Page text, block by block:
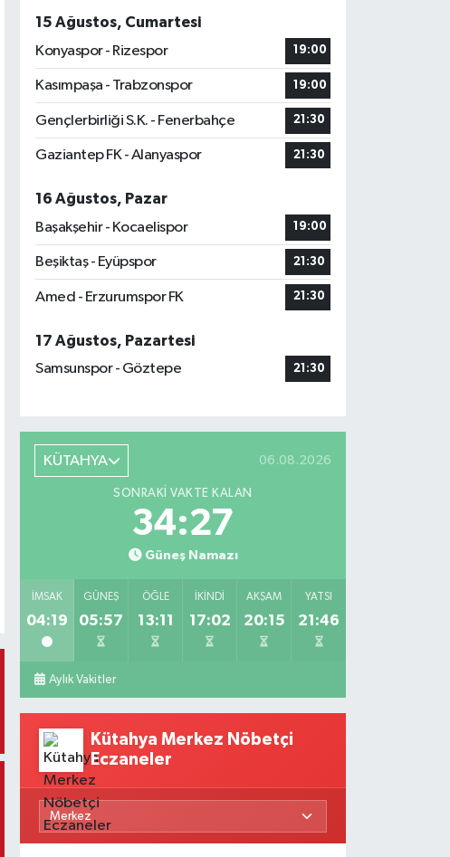
15 Ağustos, Cumartesi
Konyaspor - Rizespor
19:00
Kasımpaşa - Trabzonspor 19:00
Gençlerbirliği S.K. - Fenerbahçe 21:30
Gaziantep FK - Alanyaspor 21:30
16 Ağustos, Pazar
Başakşehir - Kocaelispor
19:00
Beşiktaş - Eyüpspor 21:30
Amed - Erzurumspor FK 21:30
17 Ağustos, Pazartesi
Samsunspor - Göztepe
21:30
KÜTAHYA 06.08.2026
SONRAKI VAKTE KALAN
34:25
Güneş Namazı
İMSAK
04:19
GÜNEŞ
05:57
ÖĞLE
13:11
İKINDI
17:02
AKŞAM
20:15
YATSI
21:46
Aylık Vakitler
Kütahya Merkez Nöbetçi
Eczaneler